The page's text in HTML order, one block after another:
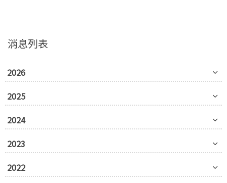
消息列表
2026
2025
2024
2023
2022